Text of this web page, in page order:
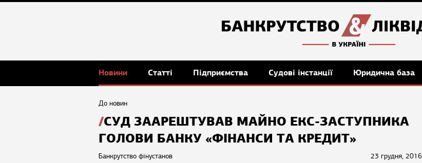
Новини Статті Підприємства Судові інстанції Юридична база
До новин
СУД ЗААРЕШТУВАВ МАЙНО ЕКС-ЗАСТУПНИКА
ГОЛОВИ БАНКУ «ФІНАНСИ ТА КРЕДИТ»
23 грудня, 2016
Банкрутство фінустанов